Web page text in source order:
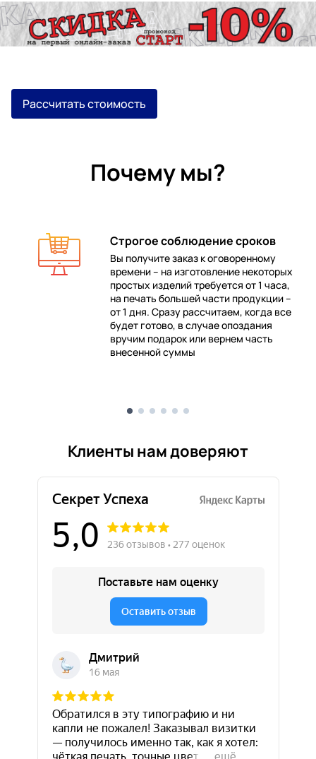
Рассчитать стоимость
Почему мы?
Строгое соблюдение сроков
Вы получите заказ к оговоренному
времени – на изготовление некоторых
простых изделий требуется от 1 часа,
на печать большей части продукции –
от 1 дня. Сразу рассчитаем, когда все
будет готово, в случае опоздания
вручим подарок или вернем часть
внесенной суммы
Клиенты нам доверяют